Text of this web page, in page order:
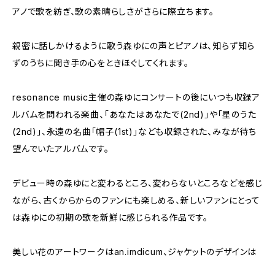
アノで歌を紡ぎ、歌の素晴らしさがさらに際立ちます。
親密に話しかけるように歌う森ゆにの声とピアノは、知らず知ら
ずのうちに聞き手の心をときほぐしてくれます。
resonance music主催の森ゆにコンサートの後にいつも収録ア
ルバムを問われる楽曲、「あなたはあなたで(2nd)」や「星のうた
(2nd)」、永遠の名曲「帽子(1st)」なども収録された、みなが待ち
望んでいたアルバムです。
デビュー時の森ゆにと変わるところ、変わらないところなどを感じ
ながら、古くからからのファンにも楽しめる、新しいファンにとって
は森ゆにの初期の歌を新鮮に感じられる作品です。
美しい花のアートワークはan.imdicum、ジャケットのデザインは